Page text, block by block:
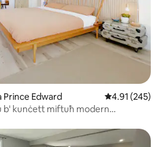
Edward Rating medju
4.91 (245)
b' kunċett miftuħ modern